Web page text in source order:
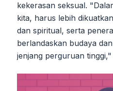
kekerasan seksual.
kita, harus lebih
dan spiritual, serta
berlandaskan budaya
jenjang perguruan